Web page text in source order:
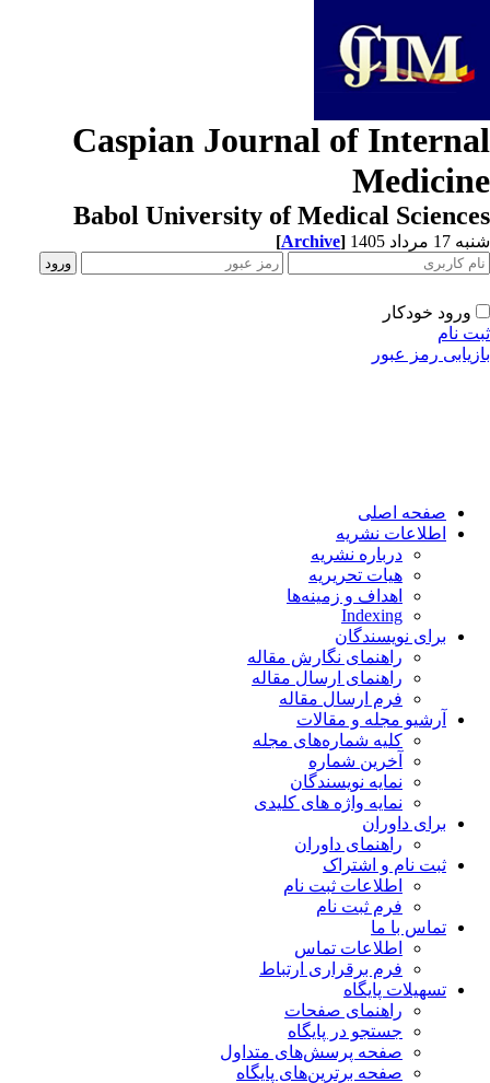
Caspian Journal of
Babol University of Medical
مرداد 1405 [Archive]
ورود خودکار
نام
رمز عبور
صفحه اصلی
اطلاعات نشریه
درباره نشریه
هیات تحریریه
اهداف و زمینه‌ها
Indexing
برای نویسندگان
راهنمای نگارش مقاله
راهنمای ارسال مقاله
فرم ارسال مقاله
آرشیو مجله و مقالات
کلیه شماره‌های مجله
آخرین شماره
نمایه نویسندگان
نمایه واژه های کلیدی
برای داوران
راهنمای داوران
ثبت نام و اشتراک
اطلاعات ثبت نام
فرم ثبت نام
تماس با ما
اطلاعات تماس
فرم برقراری ارتباط
تسهیلات پایگاه
راهنمای صفحات
جستجو در پایگاه
صفحه پرسش‌های متداول
صفحه برترین‌های پایگاه